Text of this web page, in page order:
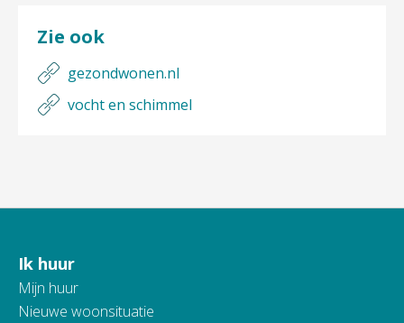
Zie ook
gezondwonen.nl
vocht en schimmel
Contactinformatie
Ik huur
Mijn huur
Nieuwe woonsituatie